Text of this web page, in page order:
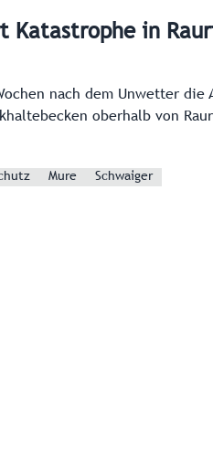
Katastrophe in
nach dem Unwetter
oberhalb von
Mure Schwaiger